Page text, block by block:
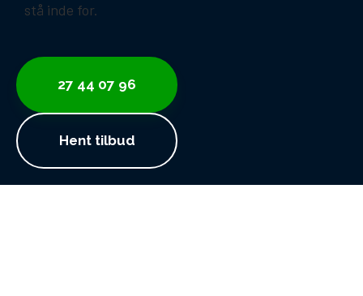
stå inde for.
27 44 07 96
Hent tilbud